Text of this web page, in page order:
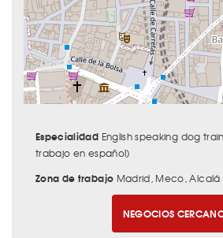
Especialidad English speaking dog
trabajo en español)
Zona de trabajo Madrid, Meco, Alcalá
NEGOCIOS